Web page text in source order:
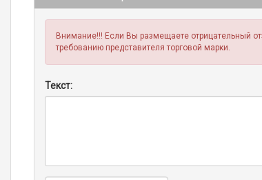
Внимание!!! Если Вы размещаете отрицательный
требованию представителя торговой марки.
Текст: